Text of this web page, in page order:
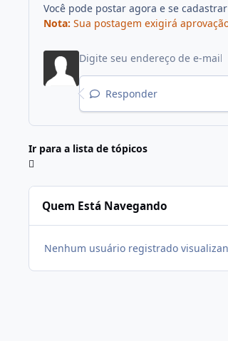
Você pode postar agora e se
Nota: Sua postagem exigirá
Responder
Ir para a lista de tópicos
Quem Está Navegando
Nenhum usuário registrado